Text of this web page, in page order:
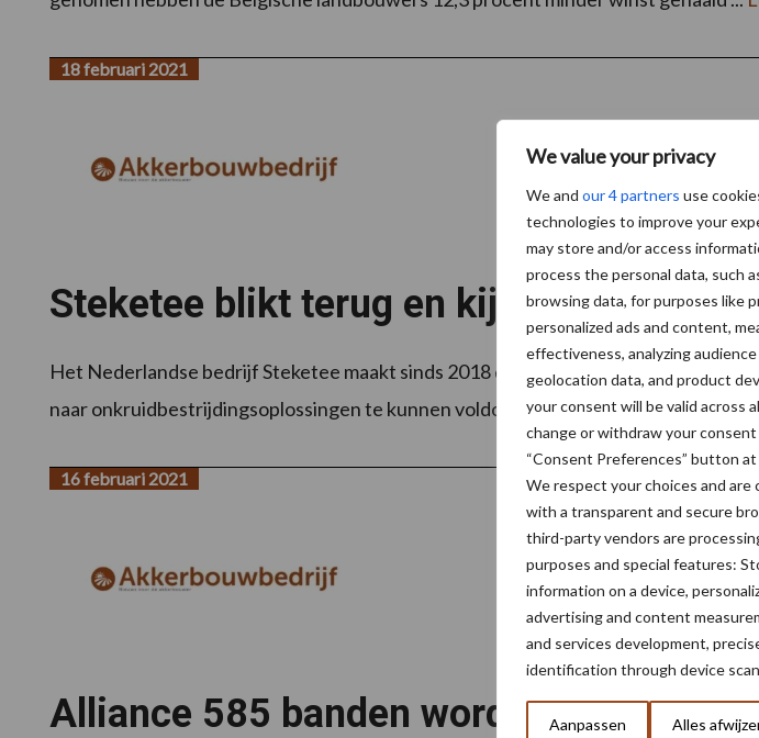
We value your privacy
We and our 4 partners use
technologies to improve your
may store and/or access
process the personal data, such
browsing data, for purposes like
personalized ads and content,
effectiveness, analyzing
geolocation data, and product
your consent will be valid across
change or withdraw your
“Consent Preferences” button
We respect your choices and
with a transparent and secure
third-party vendors are
purposes and special features:
information on a device,
advertising and content
and services development,
identification through device
Aanpassen Alles
Steketee blikt terug en kijkt vooruit:
18 februari 2021
Het Nederlandse bedrijf Steketee maakt sinds 2018 deel uit van de LEMKEN-
naar onkruidbestrijdingsoplossingen te kunnen voldoen. Ondanks de
Alliance 585 banden worden
16 februari 2021